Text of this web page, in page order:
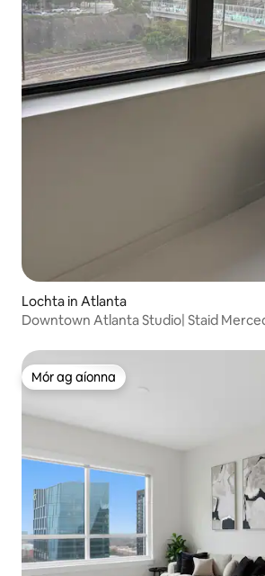
Lochta in Atlanta
Downtown Atlanta Studio| Staid
Mór ag aíonna
Mór ag aíonna